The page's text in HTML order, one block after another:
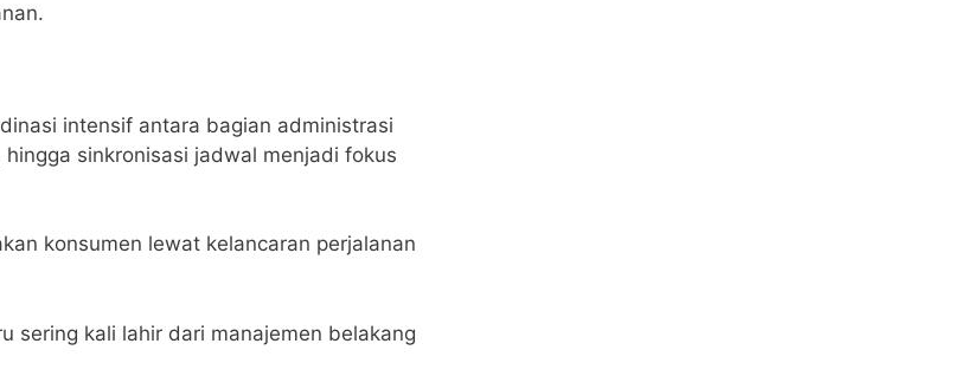
intensif antara bagian administrasi
sinkronisasi jadwal menjadi fokus
konsumen lewat kelancaran perjalanan
sering kali lahir dari manajemen belakang